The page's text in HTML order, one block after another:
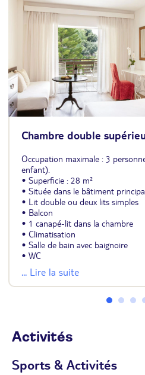
Chambre double
Occupation maximale : 3
enfant).
• Superficie : 28 m²
• Située dans le bâtiment principal
• Lit double ou deux lits simples
• Balcon
• 1 canapé-lit dans la chambre
• Climatisation
• Salle de bain avec baignoire
• WC
• Minibar
• Coffre-fort
• Télévision
• Plateau de courtoisie (thé/café)
... Lire la suite
Activités
Sports & Activités